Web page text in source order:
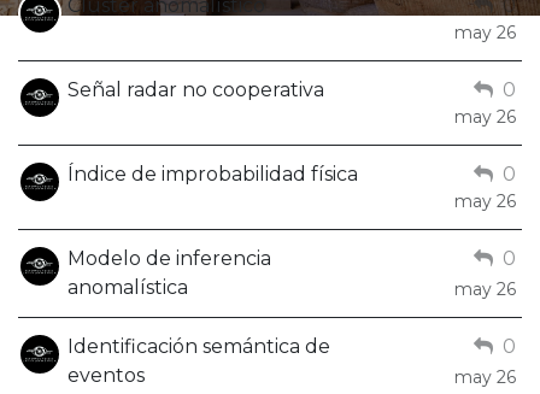
Cluster anomalístico 0
may 26
Señal radar no cooperativa 0
may 26
Índice de improbabilidad física 0
may 26
Modelo de inferencia
anomalística
0
may 26
Identificación semántica de
eventos
0
may 26